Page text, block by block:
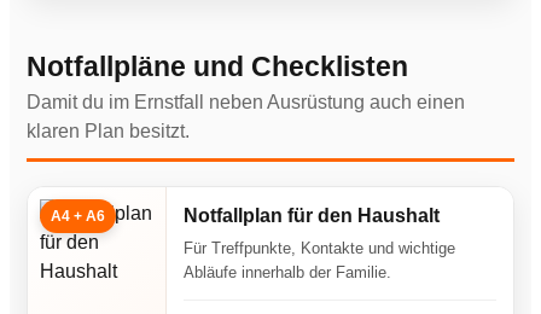
Notfallpläne und Checklisten
Damit du im Ernstfall neben Ausrüstung auch einen
klaren Plan besitzt.
A4 + A6 Notfallplan für den Haushalt
Für Treffpunkte, Kontakte und wichtige
Abläufe innerhalb der Familie.